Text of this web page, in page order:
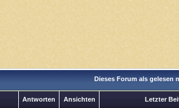
Dieses Forum als gelesen
Antworten Ansichten Letzter